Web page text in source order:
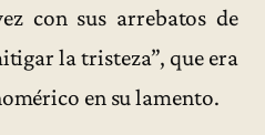
con sus arrebatos de
la tristeza”, que era
en su lamento.